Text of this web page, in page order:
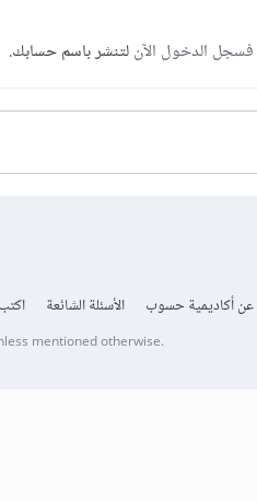
فسجل الدخول الآنلتنشر باسم حسابك.
عن أكاديمية حسوب الأسئلة الشائعة
mentioned otherwise.